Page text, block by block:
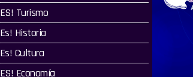
ES! Turismo
Es! Historia
Es! Cultura
ES! Economía